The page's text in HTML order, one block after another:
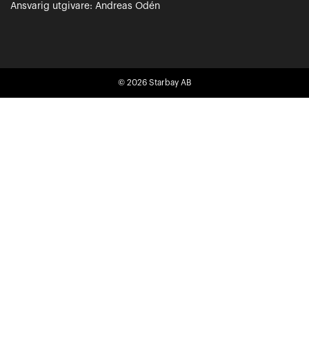
Ansvarig utgivare: Andreas Odén
© 2026 Starbay AB